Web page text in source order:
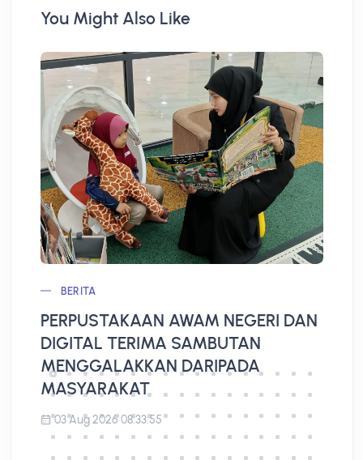
You Might Also Like
BERITA
PERPUSTAKAAN AWAM NEGERI DAN
DIGITAL TERIMA SAMBUTAN
MENGGALAKKAN DARIPADA
MASYARAKAT
03 Aug 2026 08:33:55